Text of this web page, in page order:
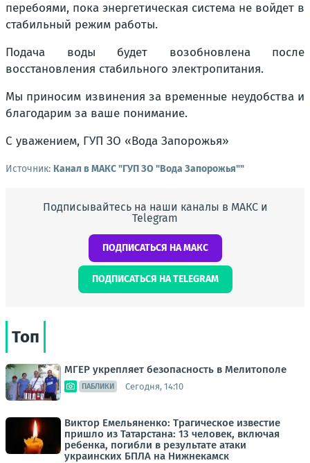
перебоями, пока энергетическая система не войдет в
стабильный режим работы.
Подача воды будет возобновлена после
восстановления стабильного электропитания.
Мы приносим извинения за временные неудобства и
благодарим за ваше понимание.
С уважением, ГУП ЗО «Вода Запорожья»
Источник: Канал в МАКС "ГУП ЗО "Вода Запорожья""
Подписывайтесь на наши каналы в МАКС и
Telegram
ПОДПИСАТЬСЯ НА МАКС
ПОДПИСАТЬСЯ НА TELEGRAM
Топ
МГЕР укрепляет безопасность в Мелитополе
ПАБЛИКИ Сегодня, 14:10
Виктор Емельяненко: Трагическое известие
пришло из Татарстана: 13 человек, включая
ребенка, погибли в результате атаки
украинских БПЛА на Нижнекамск